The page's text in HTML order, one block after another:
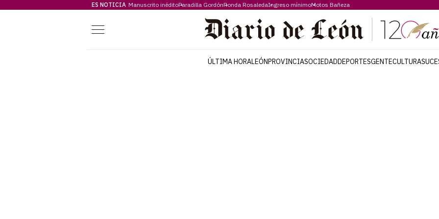
ES NOTICIA Manuscrito inéditoParadilla GordónRonda RosaledaIngreso mínimoMotos Bañeza
Menú
ÚLTIMA HORALEÓNPROVINCIASOCIEDADDEPORTESGENTECULTURA